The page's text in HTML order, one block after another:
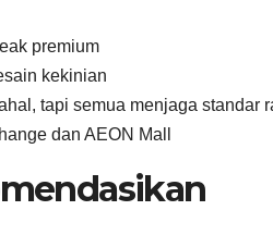
premium
kekinian
tapi semua menjaga standar
dan AEON Mall